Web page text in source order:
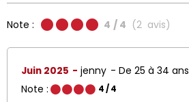
Note : 4 / 4 (2 avis)
Juin 2025 jenny De 25 à 34 ans
Note :
4/ 4